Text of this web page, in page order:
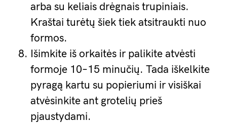
arba su keliais drėgnais trupiniais.
Kraštai turėtų šiek tiek atsitraukti nuo
formos.
Išimkite iš orkaitės ir palikite atvėsti
formoje 10–15 minučių. Tada iškelkite
pyragą kartu su popieriumi ir visiškai
atvėsinkite ant grotelių prieš
pjaustydami.